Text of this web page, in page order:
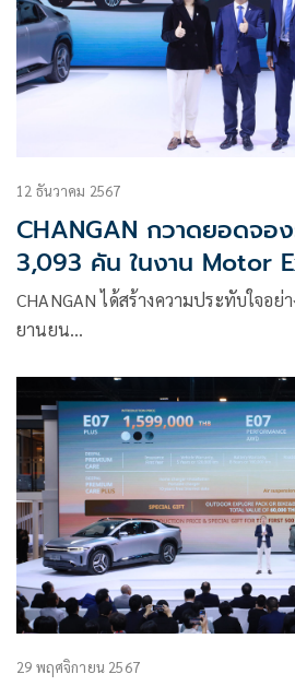
12 ธันวาคม 2567
CHANGAN กวาดยอดจอง
3,093 คัน ในงาน Motor
CHANGAN ได้สร้างความประทับใจอ
ยานยน…
29 พฤศจิกายน 2567